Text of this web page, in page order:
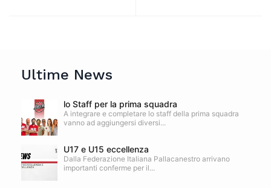
Ultime News
lo Staff per la prima squadra
A integrare e completare lo staff della prima squadra
vanno ad aggiungersi diversi...
U17 e U15 eccellenza
Dalla Federazione Italiana Pallacanestro arrivano
importanti conferme per il...